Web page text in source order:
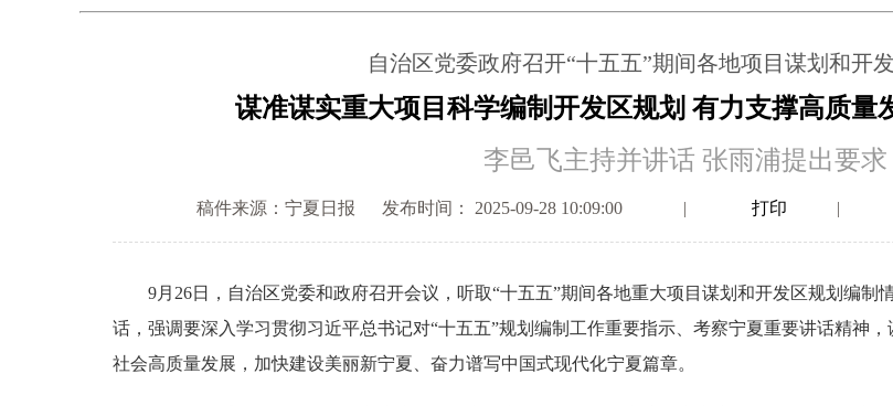
自治区党委政府召开“十五五”期间各地项目谋划和开
谋准谋实重大项目科学编制开发区规划 有力支撑高质量
李邑飞主持并讲话 张雨浦提出要
稿件来源：宁夏日报 发布时间： 2025-09-28 10:09:00 | 打印 |
9月26日，自治区党委和政府召开会议，听取“十五五”期间各地重大项目谋划和开发区规划编制
话，强调要深入学习贯彻习近平总书记对“十五五”规划编制工作重要指示、考察宁夏重要讲话精神
社会高质量发展，加快建设美丽新宁夏、奋力谱写中国式现代化宁夏篇章。